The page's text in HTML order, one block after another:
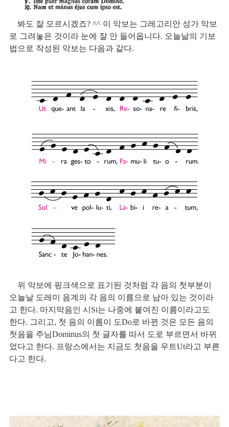
로 그려놓은 것이라 눈에 잘 안 들어옵니다. 오늘날의 기보
법으로 작성된 악보는 다음과 같다.
오늘날 도레미 음계의 각 음의 이름으로 남아 있는 것이라
고 한다. 마지막음인 시Si는 나중에 붙여진 이름이라고도
한다. 그리고, 첫 음의 이름이 도Do로 바뀐 것은 모든 음의
첫음을 주님Dominus의 첫 글자를 따서 도로 부르면서 바뀌
었다고 한다. 프랑스에서는 지금도 첫음을 우트Ut라고 부른
다고 한다.